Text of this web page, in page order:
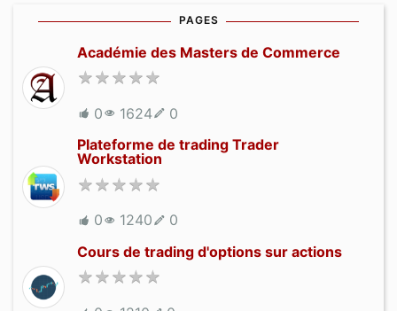
PAGES
Académie des Masters de Commerce
0 1624
0
Plateforme de trading Trader
Workstation
0 1240
0
Cours de trading d'options sur actions